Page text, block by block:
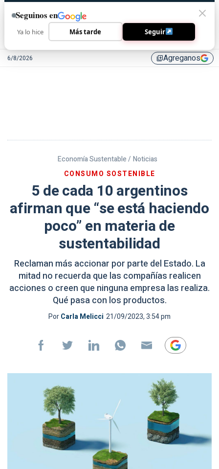
6/8/2026 library_addAgreganos
Economía Sustentable / Noticias
CONSUMO SOSTENIBLE
5 de cada 10 argentinos
afirman que “se está haciendo
poco” en materia de
sustentabilidad
Reclaman más accionar por parte del Estado. La
mitad no recuerda que las compañías realicen
acciones o creen que ninguna empresa las realiza.
Qué pasa con los productos.
PorCarla Melicci 21/09/2023, 3:54 pm
Seguinos en
Ya lo hice Más tarde Seguir